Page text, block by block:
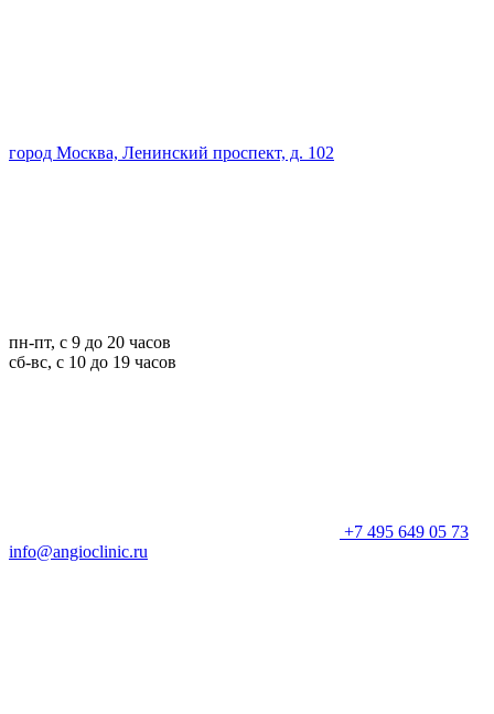
город Москва, Ленинский проспект, д. 102
пн-пт, с 9 до 20 часов
сб-вс, с 10 до 19 часов
+7 495 649 05 73
info@angioclinic.ru